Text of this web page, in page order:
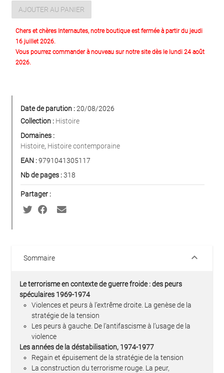
AJOUTER AU PANIER
Chers et chères Internautes, notre boutique est fermée à partir du jeudi
16 juillet 2026.
Vous pourrez commander à nouveau sur notre site dès le lundi 24 août
2026.
Date de parution :20/08/2026
Collection : Histoire
Domaines :
Histoire, Histoire contemporaine
EAN :9791041305117
Nb de pages :318
Partager :
Sommaire keyboard_arrow_down
Le terrorisme en contexte de guerre froide : des peurs
spéculaires 1969-1974
Violences et peurs à l’extrême droite. La genèse de la
stratégie de la tension
Les peurs à gauche. De l’antifascisme à l’usage de la
violence
Les années de la déstabilisation, 1974-1977
Regain et épuisement de la stratégie de la tension
La construction du terrorisme rouge. La peur,